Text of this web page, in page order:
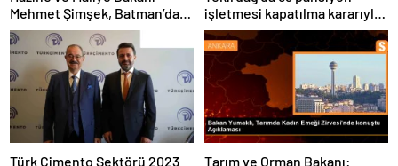
Mehmet Şimşek, Batman’da
medikal malzeme üretimi
yapacak bir fabrikanın
açılışını gerçekleştirdi
işletmesi kapatılma kararıyla
karşı karşıya
Türk Çimento Sektörü 2023
Tarım ve Orman Bakanı: